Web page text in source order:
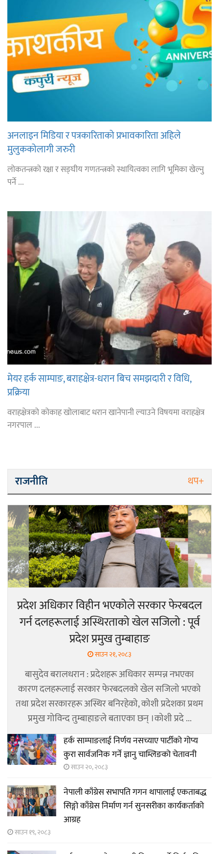
अनलाइन मिडिया र पत्रकारिताको प्रभावकारिता अहिले
मुलुककोलागी जरुरी
लोकतन्त्रको रक्षा र सङ्घीय गणतन्त्रको स्थायित्वका लागि भूमिका खेल्नु
पर्ने ...
मेयर हर्क साम्पाङ, बराहक्षेत्र-धरान बिच समझदारी र विधि,
प्रक्रिया
वराहक्षेत्रको कोकाह खोलाबाट धरान खानेपानी ल्याउने विषयमा वराहक्षेत्र
नगरपाल ...
राजनीति थप+
प्रदेश अधिकार विहीन भएकोले सरकार फेरबदल
गर्न दलहरूलाई अस्थिरताको खेल सजिलो : पूर्व
प्रदेश प्रमुख तुम्बाहाङ
साउन २१, २०८३
बासुदेव बरालधरान : प्रदेशहरू अधिकार सम्पन्न नभएका
कारण दलहरूलाई सरकार फेरबदलको खेल सजिलो भएको
तथा प्रदेश सरकारहरू अस्थिर बनिरहेको, कोशी प्रदेशका प्रथम
प्रमुख गोविन्द तुम्बाहाङले बताएका छन् ।कोशी प्रदे ...
हर्क साम्पाङलाई निर्णय नसच्याए पार्टीको गोप्य
कुरा सार्वजनिक गर्ने ज्ञानु चाम्लिङको चेतावनी
साउन २०, २०८३
नेपाली काँग्रेस सभापति गगन थापालाई एकताबद्ध
सिङ्गो काँग्रेस निर्माण गर्न सुनसरीका कार्यकर्ताको
आग्रह
साउन १९, २०८३